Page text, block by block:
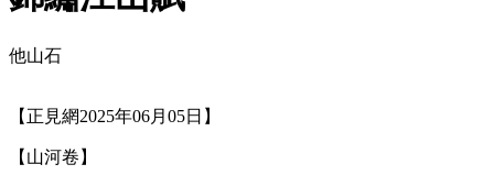
他山石
【正見網2025年06月05日】
【山河卷】